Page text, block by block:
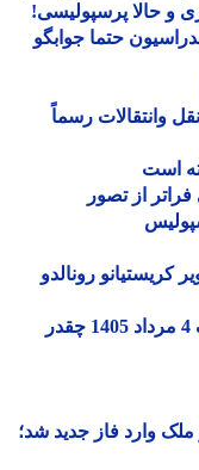
حالا پرسپولیسی!
حتما جوابگو
رسماً
از تصور
رونالدو
یارانه معیشتی مرداد؛ خانواده 3 نفره دهک 4 مرداد 1405 چقدر
وارد فاز جدید شد؛